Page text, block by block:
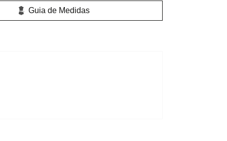
Guia de Medidas